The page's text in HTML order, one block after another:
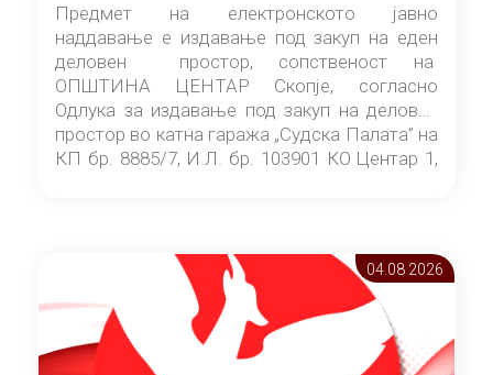
Предмет на електронското јавно
наддавање е издавање под закуп на еден
деловен простор, сопственост на
ОПШТИНА ЦЕНТАР Скопје, согласно
Одлука за издавање под закуп на деловен
простор во катна гаража „Судска Палата” на
КП бр. 8885/7, И.Л. бр. 103901 КО Центар 1,
Скопје” број 9/2026), за времетраење од 3
(три) години од денот на потпишувањето на
Договорот за закуп со најповолниот
понудувач.
04.08 2026